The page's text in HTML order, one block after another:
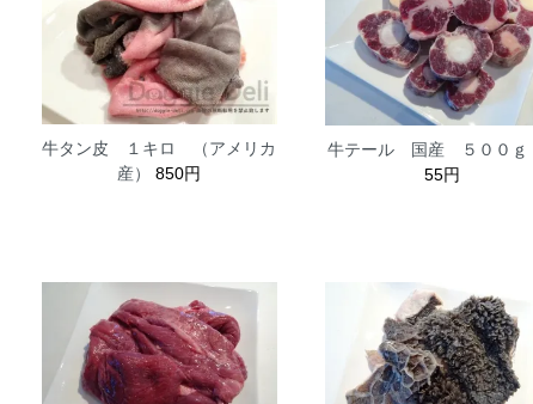
牛タン皮 １キロ （アメリカ
産）
850円
牛テール 国産 ５００ｇ
55円